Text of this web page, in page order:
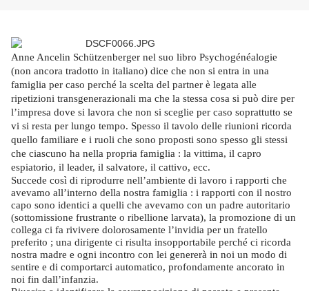
Anne Ancelin Schützenberger nel suo libro Psychogénéalogie
(non ancora tradotto in italiano) dice che non si entra in una
famiglia per caso perché la scelta del partner è legata alle
ripetizioni transgenerazionali ma che la stessa cosa si può dire per
l’impresa dove si lavora che non si sceglie per caso soprattutto se
vi si resta per lungo tempo. Spesso il tavolo delle riunioni ricorda
quello familiare e i ruoli che sono proposti sono spesso gli stessi
che ciascuno ha nella propria famiglia : la vittima, il capro
espiatorio, il leader, il salvatore, il cattivo, ecc.
Succede così di riprodurre nell’ambiente di lavoro i rapporti che
avevamo all’interno della nostra famiglia : i rapporti con il nostro
capo sono identici a quelli che avevamo con un padre autoritario
(sottomissione frustrante o ribellione larvata), la promozione di un
collega ci fa rivivere dolorosamente l’invidia per un fratello
preferito ; una dirigente ci risulta insopportabile perché ci ricorda
nostra madre e ogni incontro con lei genererà in noi un modo di
sentire e di comportarci automatico, profondamente ancorato in
noi fin dall’infanzia.